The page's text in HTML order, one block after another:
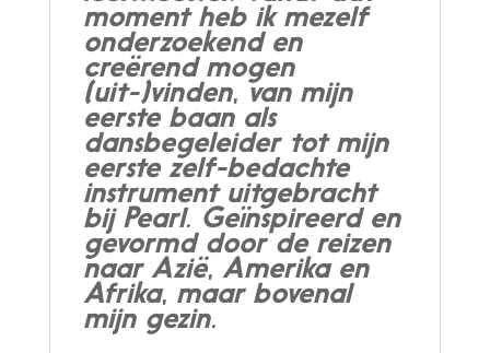
moment heb ik mezelf
onderzoekend en
creërend mogen
(uit-)vinden, van mijn
eerste baan als
dansbegeleider tot mijn
eerste zelf-bedachte
instrument uitgebracht
bij Pearl. Geïnspireerd en
gevormd door de reizen
naar Azië, Amerika en
Afrika, maar bovenal
mijn gezin.